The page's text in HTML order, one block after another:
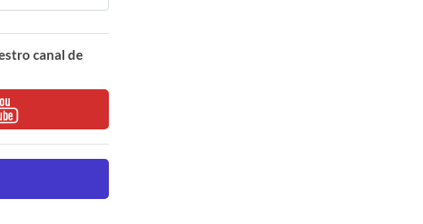
canal de